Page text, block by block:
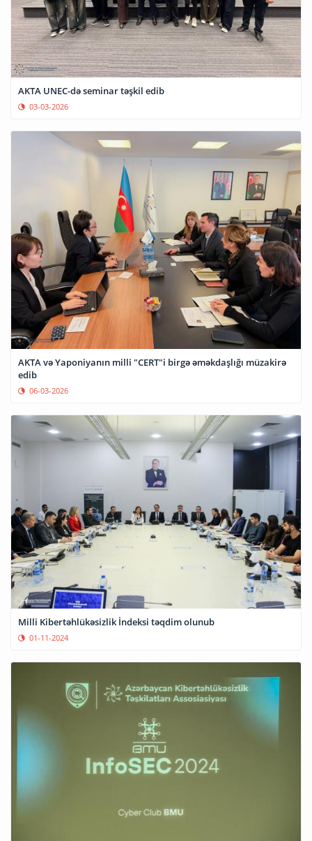
AKTA UNEC-də seminar təşkil edib
03-03-2026
AKTA və Yaponiyanın milli "CERT"i birgə əməkdaşlığı müzakirə
edib
06-03-2026
Milli Kibertəhlükəsizlik İndeksi təqdim olunub
01-11-2024